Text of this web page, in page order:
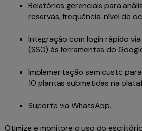
Relatórios gerenciais para
reservas, frequência, nível de
Integração com login rápido via
(SSO) às ferramentas do
Implementação sem custo
10 plantas submetidas na
Suporte via WhatsApp.
Otimize e monitore o uso do